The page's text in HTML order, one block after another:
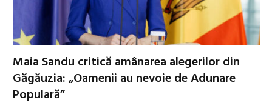
Maia Sandu critică amânarea alegerilor din
Găgăuzia: „Oamenii au nevoie de Adunare
Populară”